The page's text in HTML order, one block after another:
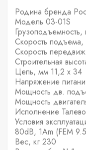
Родина бренда
Модель 03-01S
Скорость
Скорость
Строительная
Цепь, мм 11,2 х 34
Напряжение
Мощность дв.
Мощность
Исполнение
Условия
80dB, 1Am (FEM
Вес, кг 230